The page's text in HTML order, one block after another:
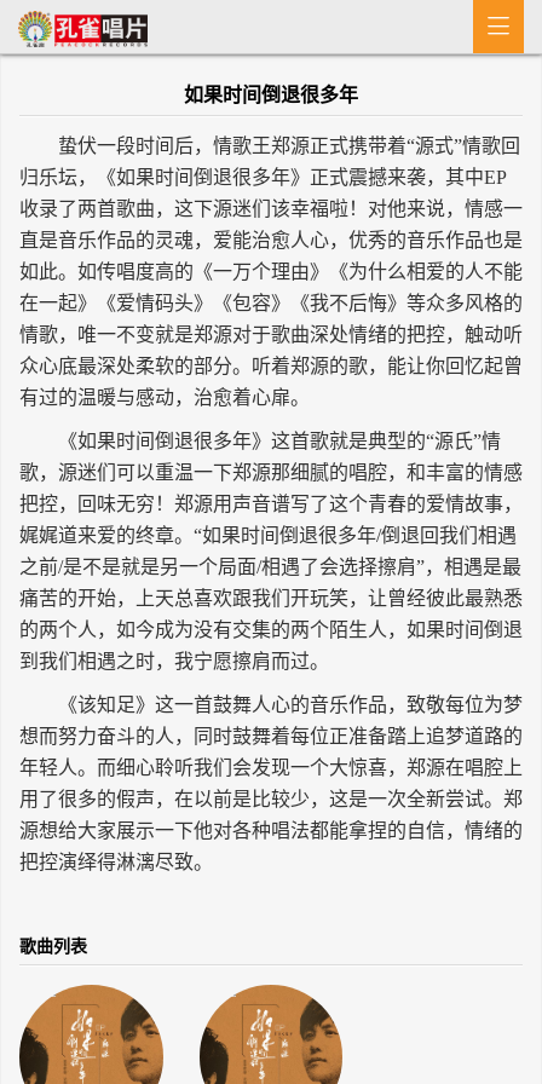
首 页
MV
新闻
艺人介绍
专辑
收歌
长按识别二维码

如果时间倒退很多年
蛰伏一段时间后，情歌王郑源正式携带着“源式”情歌回
归乐坛，《如果时间倒退很多年》正式震撼来袭，其中EP
收录了两首歌曲，这下源迷们该幸福啦！对他来说，情感一
直是音乐作品的灵魂，爱能治愈人心，优秀的音乐作品也是
如此。如传唱度高的《一万个理由》《为什么相爱的人不能
在一起》《爱情码头》《包容》《我不后悔》等众多风格的
情歌，唯一不变就是郑源对于歌曲深处情绪的把控，触动听
众心底最深处柔软的部分。听着郑源的歌，能让你回忆起曾
有过的温暖与感动，治愈着心扉。
《如果时间倒退很多年》这首歌就是典型的“源氏”情
歌，源迷们可以重温一下郑源那细腻的唱腔，和丰富的情感
把控，回味无穷！郑源用声音谱写了这个青春的爱情故事，
娓娓道来爱的终章。“如果时间倒退很多年/倒退回我们相遇
之前/是不是就是另一个局面/相遇了会选择擦肩”，相遇是最
痛苦的开始，上天总喜欢跟我们开玩笑，让曾经彼此最熟悉
的两个人，如今成为没有交集的两个陌生人，如果时间倒退
到我们相遇之时，我宁愿擦肩而过。
《该知足》这一首鼓舞人心的音乐作品，致敬每位为梦
想而努力奋斗的人，同时鼓舞着每位正准备踏上追梦道路的
年轻人。而细心聆听我们会发现一个大惊喜，郑源在唱腔上
用了很多的假声，在以前是比较少，这是一次全新尝试。郑
源想给大家展示一下他对各种唱法都能拿捏的自信，情绪的
把控演绎得淋漓尽致。
歌曲列表